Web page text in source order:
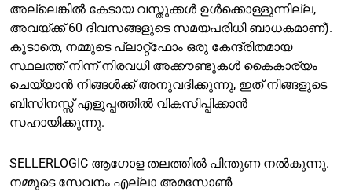
അല്ലെങ്കിൽ കേടായ വസ്തുക്കൾ ഉൾക്കൊള്ളുന്നില്ല,
അവയ്ക്ക് 60 ദിവസങ്ങളുടെ സമയപരിധി ബാധകമാണ്).
കൂടാതെ, നമ്മുടെ പ്ലാറ്റ്ഫോം ഒരു കേന്ദ്രിതമായ
സ്ഥലത്ത് നിന്ന് നിരവധി അക്കൗണ്ടുകൾ കൈകാര്യം
ചെയ്യാൻ നിങ്ങൾക്ക് അനുവദിക്കുന്നു, ഇത് നിങ്ങളുടെ
ബിസിനസ്സ് എളുപ്പത്തിൽ വികസിപ്പിക്കാൻ
സഹായിക്കുന്നു.
SELLERLOGIC ആഗോള തലത്തിൽ പിന്തുണ നൽകുന്നു.
നമ്മുടെ സേവനം എല്ലാ അമസോൺ